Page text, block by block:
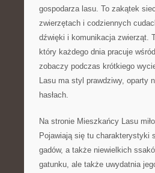
gospodarza lasu. To zakątek
zwierzętach i codziennych
dźwięki i komunikacja zwierząt.
który każdego dnia pracuje
zobaczy podczas krótkiego
Lasu ma styl prawdziwy, oparty
hasłach.
Na stronie Mieszkańcy Lasu
Pojawiają się tu charakterystyki
gadów, a także niewielkich
gatunku, ale także uwydatnia